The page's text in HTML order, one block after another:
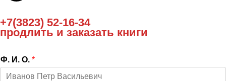
+7(3823) 52-16-34
продлить и заказать книги
Ф. И. О. *